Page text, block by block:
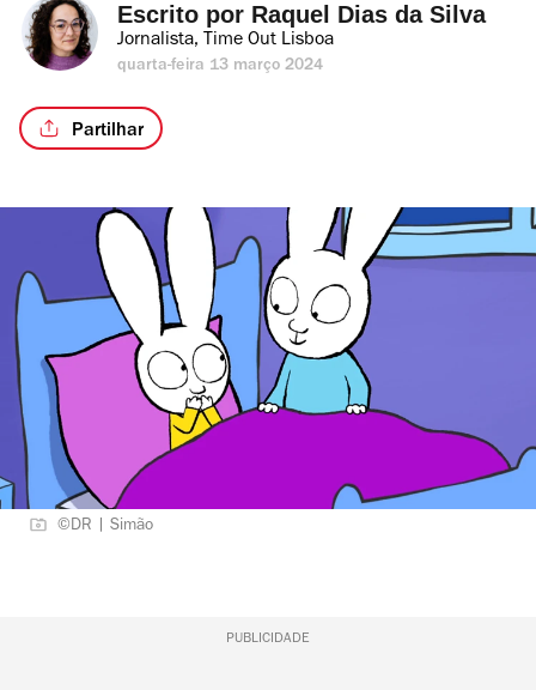
Escrito por Raquel Dias da Silva
Jornalista, Time Out Lisboa
quarta-feira 13 março 2024
Partilhar
©DR | Simão
PUBLICIDADE